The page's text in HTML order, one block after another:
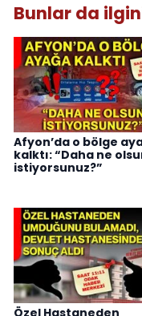
Bunlar da
Afyon’da o bölge
kalktı: “Daha ne
istiyorsunuz?”